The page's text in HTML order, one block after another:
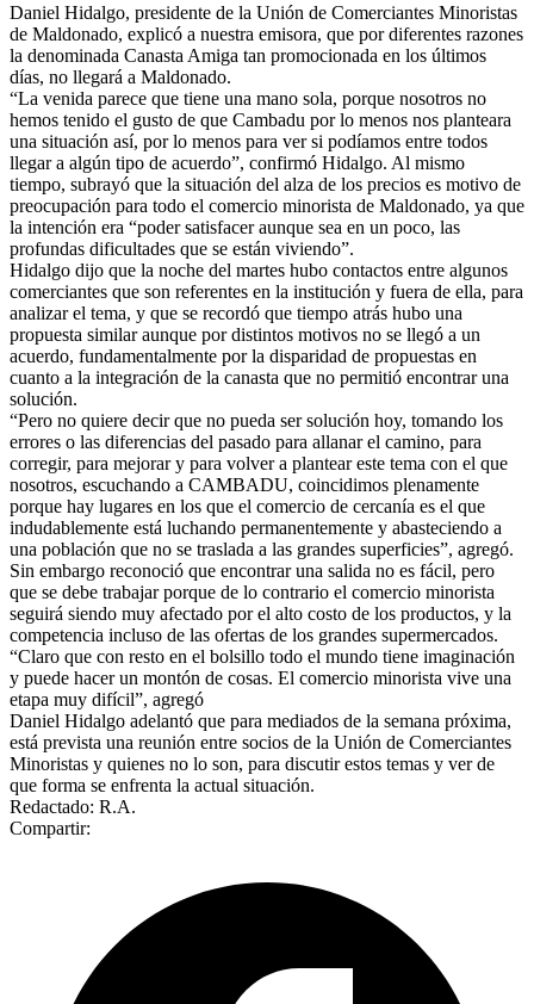
Daniel Hidalgo, presidente de la Unión de Comerciantes Minoristas
de Maldonado, explicó a nuestra emisora, que por diferentes razones
la denominada Canasta Amiga tan promocionada en los últimos
días, no llegará a Maldonado.
“La venida parece que tiene una mano sola, porque nosotros no
hemos tenido el gusto de que Cambadu por lo menos nos planteara
una situación así, por lo menos para ver si podíamos entre todos
llegar a algún tipo de acuerdo”, confirmó Hidalgo. Al mismo
tiempo, subrayó que la situación del alza de los precios es motivo de
preocupación para todo el comercio minorista de Maldonado, ya que
la intención era “poder satisfacer aunque sea en un poco, las
profundas dificultades que se están viviendo”.
Hidalgo dijo que la noche del martes hubo contactos entre algunos
comerciantes que son referentes en la institución y fuera de ella, para
analizar el tema, y que se recordó que tiempo atrás hubo una
propuesta similar aunque por distintos motivos no se llegó a un
acuerdo, fundamentalmente por la disparidad de propuestas en
cuanto a la integración de la canasta que no permitió encontrar una
solución.
“Pero no quiere decir que no pueda ser solución hoy, tomando los
errores o las diferencias del pasado para allanar el camino, para
corregir, para mejorar y para volver a plantear este tema con el que
nosotros, escuchando a CAMBADU, coincidimos plenamente
porque hay lugares en los que el comercio de cercanía es el que
indudablemente está luchando permanentemente y abasteciendo a
una población que no se traslada a las grandes superficies”, agregó.
Sin embargo reconoció que encontrar una salida no es fácil, pero
que se debe trabajar porque de lo contrario el comercio minorista
seguirá siendo muy afectado por el alto costo de los productos, y la
competencia incluso de las ofertas de los grandes supermercados.
“Claro que con resto en el bolsillo todo el mundo tiene imaginación
y puede hacer un montón de cosas. El comercio minorista vive una
etapa muy difícil”, agregó
Daniel Hidalgo adelantó que para mediados de la semana próxima,
está prevista una reunión entre socios de la Unión de Comerciantes
Minoristas y quienes no lo son, para discutir estos temas y ver de
que forma se enfrenta la actual situación.
Redactado: R.A.
Compartir: